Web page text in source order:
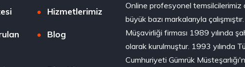
Hizmetlerimiz
Blog
Online profesyonel temsilcilerimiz
büyük bazı markalarıyla
Müşavirliği firması 1989 yılında
olarak kurulmuştur. 1993 yılında
Cumhuriyeti Gümrük